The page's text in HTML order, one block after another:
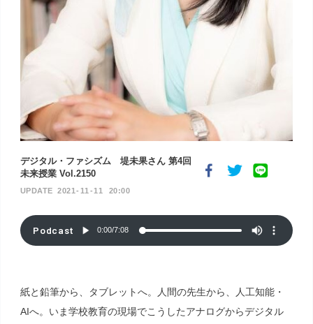
デジタル・ファシズム 堤未果さん 第4回
未来授業 Vol.2150
2021 11 11 20:00
Podcast 0:00/7:08
紙と鉛筆から、タブレットへ。人間の先生から、人工知能・
AIへ。いま学校教育の現場でこうしたアナログからデジタル